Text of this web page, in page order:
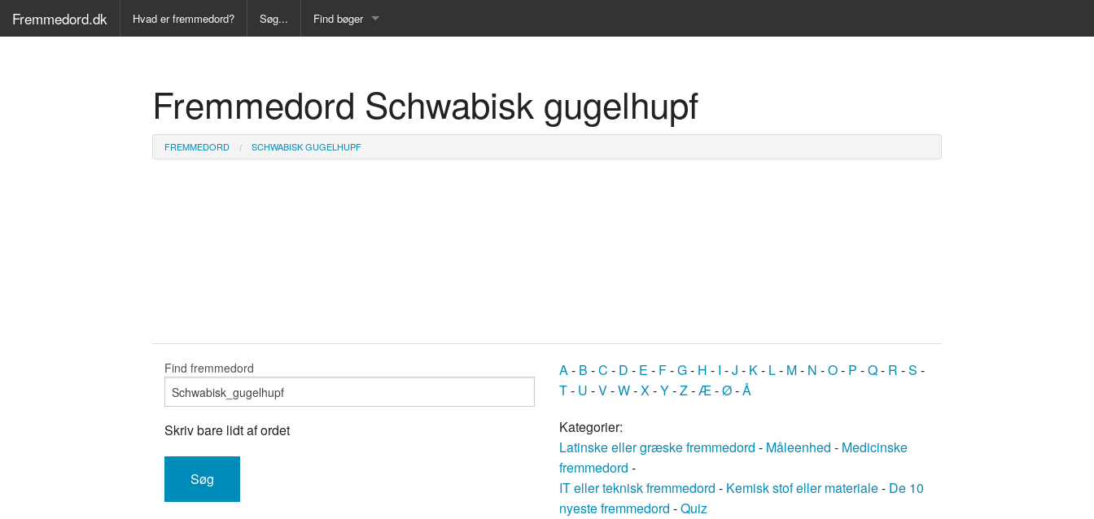
Fremmedord.dk Hvad er fremmedord? Søg... Find bøger
Ordbog over det danske sprog
Fremmedsprog
Engelsk-Dansk ordbog
Fransk-Dansk ordbog
Fremmedord Schwabisk gugelhupf
FREMMEDORD SCHWABISK GUGELHUPF
Find fremmedord
Skriv bare lidt af ordet
A- B -C - D - E - F-G- H - I -J - K- L- M- N -O- P -Q- R -S -
T- U -V-W-X-Y-Z-Æ-Ø-Å
Kategorier:
Latinske eller græske fremmedord - Måleenhed - Medicinske
fremmedord -
IT eller teknisk fremmedord - Kemisk stof eller materiale- De 10
nyeste fremmedord -Quiz